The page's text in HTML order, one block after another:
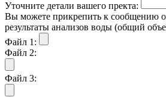
Уточните детали вашего пректа:
Вы можете прикрепить к сообщению
результаты анализов воды (общий
Файл 1:
Файл 2:
Файл 3: